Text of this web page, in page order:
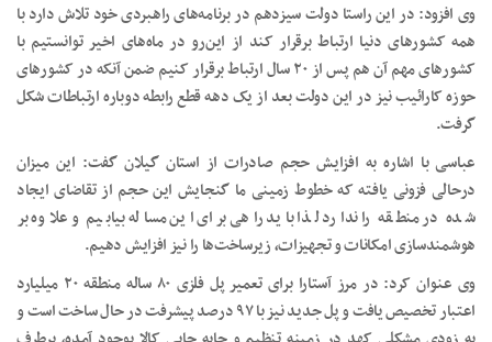
وی افزود: در این راستا دولت سیزدهم در برنامه‌های راهبردی خود تلاش دارد با
همه کشورهای دنیا ارتباط برقرار کند از این‌رو در ماه‌های اخیر توانستیم با
کشورهای مهم آن هم پس از ۲۰ سال ارتباط برقرار کنیم ضمن آنکه در کشورهای
حوزه کارائیب نیز در این دولت بعد از یک دهه قطع رابطه دوباره ارتباطات شکل
گرفت.
عباسی با اشاره به افزایش حجم صادرات از استان گیلان گفت: این میزان
درحالی فزونی یافته که خطوط زمینی ما گنجایش این حجم از تقاضای ایجاد
شده در منطقه را ندارد لذا باید راهی برای این مساله بیابیم و علاوه بر
هوشمندسازی امکانات و تجهیزات، زیرساخت‌ها را نیز افزایش دهیم.
وی عنوان کرد: در مرز آستارا برای تعمیر پل فلزی ۸۰ ساله منطقه ۲۰ میلیارد
اعتبار تخصیص یافت و پل جدید نیز با ۹۷ درصد پیشرفت در حال ساخت است و